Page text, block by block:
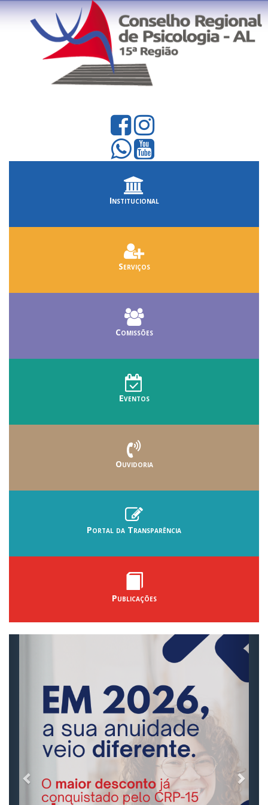
Institucional
Serviços
Comissões
Eventos
Ouvidoria
Portal da Transparência
Publicações